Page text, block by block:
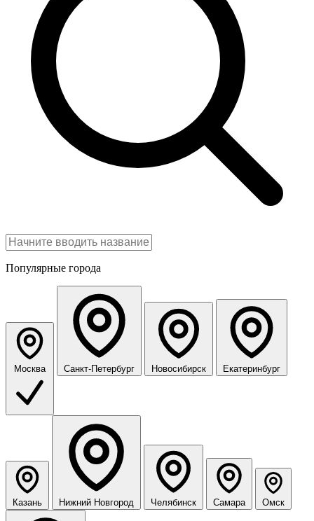
Популярные города
Москва Санкт-Петербург Новосибирск Екатеринбург
Казань Нижний Новгород Челябинск Самара Омск